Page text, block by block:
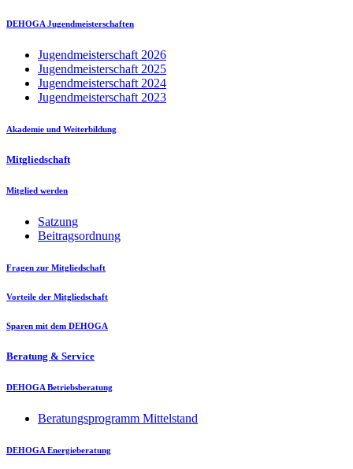
DEHOGA Jugendmeisterschaften
Jugendmeisterschaft 2026
Jugendmeisterschaft 2025
Jugendmeisterschaft 2024
Jugendmeisterschaft 2023
Akademie und Weiterbildung
Mitgliedschaft
Mitglied werden
Satzung
Beitragsordnung
Fragen zur Mitgliedschaft
Vorteile der Mitgliedschaft
Sparen mit dem DEHOGA
Beratung & Service
DEHOGA Betriebsberatung
Beratungsprogramm Mittelstand
DEHOGA Energieberatung